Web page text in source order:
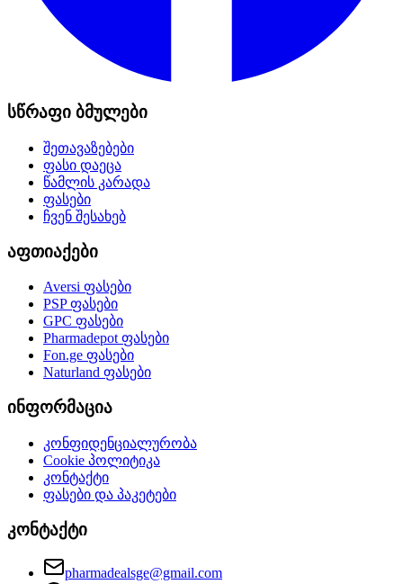
სწრაფი ბმულები
შეთავაზებები
ფასი დაეცა
წამლის კარადა
ფასები
ჩვენ შესახებ
აფთიაქები
Aversi ფასები
PSPფასები
GPC ფასები
Pharmadepotფასები
Fon.ge ფასები
Naturland ფასები
ინფორმაცია
კონფიდენციალურობა
Cookie პოლიტიკა
კონტაქტი
ფასები და პაკეტები
კონტაქტი
pharmadealsge@gmail.com